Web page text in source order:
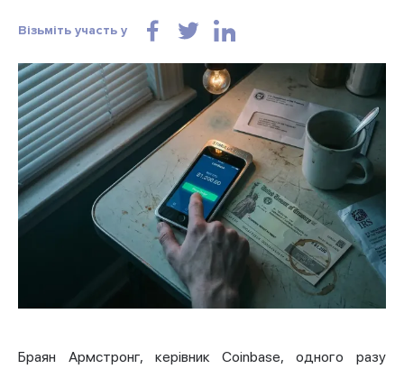
Візьміть участь у
Браян Армстронг, керівник Coinbase, одного разу